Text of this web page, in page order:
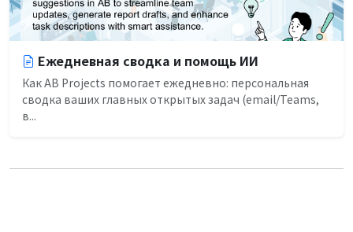
Ежедневная сводка и помощь ИИ
Как AB Projects помогает ежедневно: персональная
сводка ваших главных открытых задач (email/Teams,
в...